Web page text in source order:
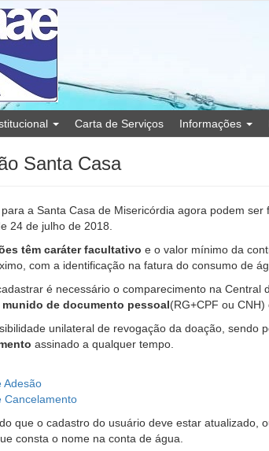
Carta de Serviços Informações
Santa Casa
a Santa Casa de Misericórdia agora podem
24 de julho de 2018.
têm caráter facultativo e o valor mínimo da
com a identificação na fatura do consumo de
é necessário o comparecimento na Central
munido de documento pessoal(RG+CPF ou
unilateral de revogação da doação, sendo
assinado a qualquer tempo.
Adesão
Cancelamento
que o cadastro do usuário deve estar atualizado,
consta o nome na conta de água.